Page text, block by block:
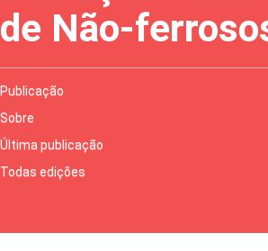
de Não-
Publicação
Sobre
Última publicação
Todas edições